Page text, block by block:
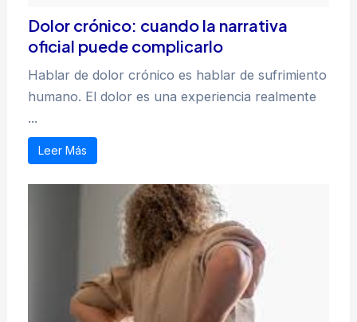
Dolor crónico: cuando la narrativa
oficial puede complicarlo
Hablar de dolor crónico es hablar de sufrimiento
humano. El dolor es una experiencia realmente
...
Leer Más